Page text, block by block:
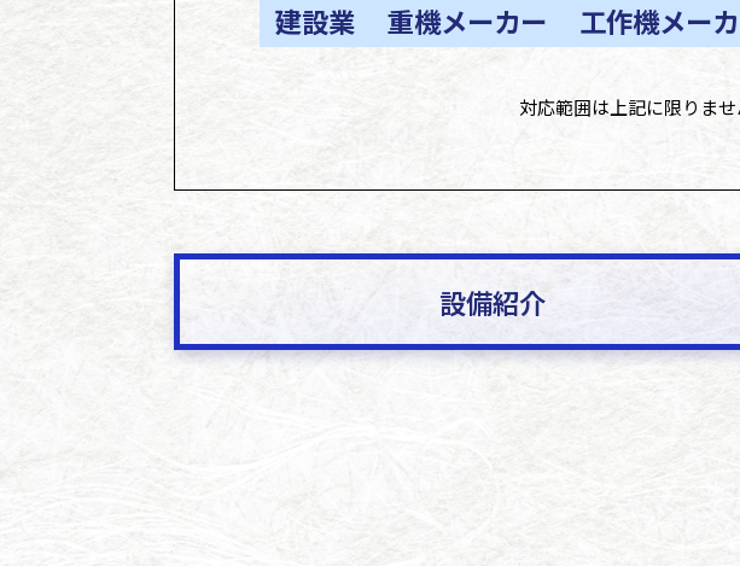
建設業 重機メーカー 工作機メー
対応範囲は上記に限りませ
設備紹介